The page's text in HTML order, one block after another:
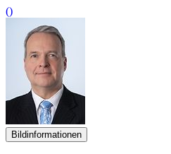
()
Bildinformationen